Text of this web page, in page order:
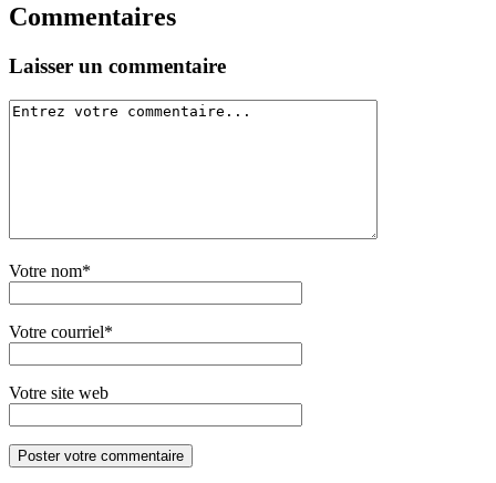
Commentaires
Laisser un commentaire
Votre nom*
Votre courriel*
Votre site web